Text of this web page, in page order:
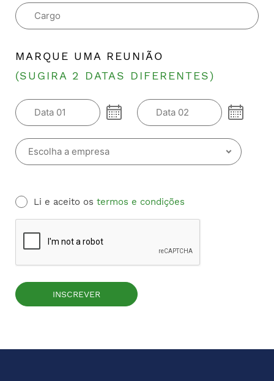
MARQUE UMA REUNIÃO
(SUGIRA 2 DATAS DIFERENTES)
Li e aceito os termos e condições